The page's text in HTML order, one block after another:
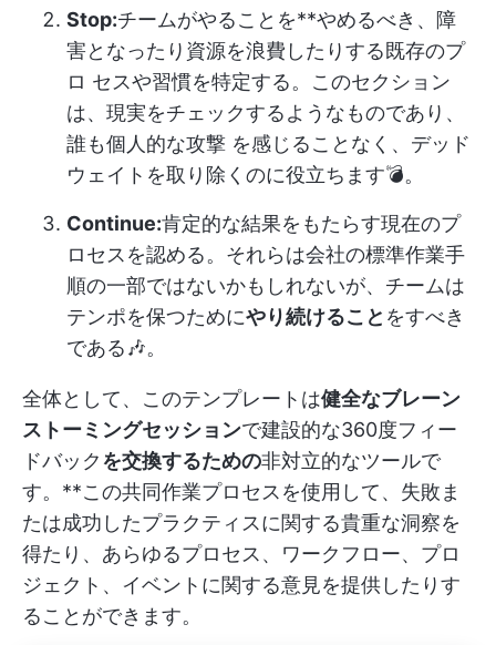
Stop:チームがやることを**やめるべき、障
害となったり資源を浪費したりする既存のプ
ロ セスや習慣を特定する。このセクション
は、現実をチェックするようなものであり、
誰も個人的な攻撃 を感じることなく、デッド
ウェイトを取り除くのに役立ちます💣。
Continue:肯定的な結果をもたらす現在のプ
ロセスを認める。それらは会社の標準作業手
順の一部ではないかもしれないが、チームは
テンポを保つためにやり続けること をすべき
である🎶。
全体として、このテンプレートは健全なブレーン
ストーミングセッションで建設的な360度フィー
ドバックを交換するための非対立的なツールで
す。**この共同作業プロセスを使用して、失敗ま
たは成功したプラクティスに関する貴重な洞察を
得たり、あらゆるプロセス、ワークフロー、プロ
ジェクト、イベントに関する意見を提供したりす
ることができます。